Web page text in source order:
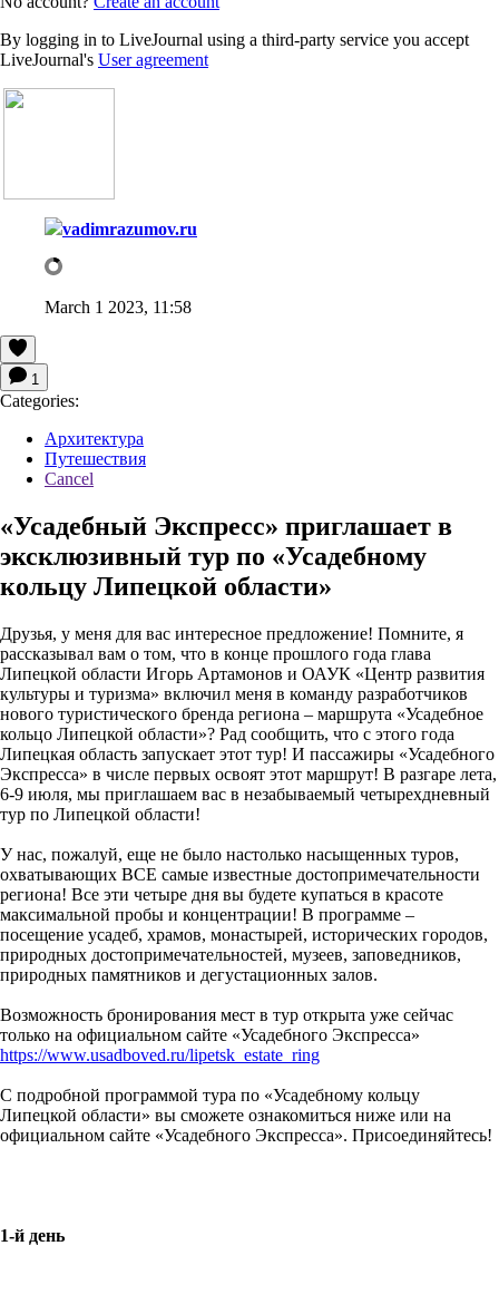
By logging in to LiveJournal using a third-party service you accept
LiveJournal's User agreement
vadimrazumov.ru
March 1 2023, 11:58
1
Categories:
Архитектура
Путешествия
Cancel
«Усадебный Экспресс» приглашает в
эксклюзивный тур по «Усадебному
кольцу Липецкой области»
Друзья, у меня для вас интересное предложение! Помните, я
рассказывал вам о том, что в конце прошлого года глава
Липецкой области Игорь Артамонов и ОАУК «Центр развития
культуры и туризма» включил меня в команду разработчиков
нового туристического бренда региона – маршрута «Усадебное
кольцо Липецкой области»? Рад сообщить, что с этого года
Липецкая область запускает этот тур! И пассажиры «Усадебного
Экспресса» в числе первых освоят этот маршрут! В разгаре лета,
6-9 июля, мы приглашаем вас в незабываемый четырехдневный
тур по Липецкой области!
У нас, пожалуй, еще не было настолько насыщенных туров,
охватывающих ВСЕ самые известные достопримечательности
региона! Все эти четыре дня вы будете купаться в красоте
максимальной пробы и концентрации! В программе –
посещение усадеб, храмов, монастырей, исторических городов,
природных достопримечательностей, музеев, заповедников,
природных памятников и дегустационных залов.
Возможность бронирования мест в тур открыта уже сейчас
только на официальном сайте «Усадебного Экспресса»
https://www.usadboved.ru/lipetsk_estate_ring
С подробной программой тура по «Усадебному кольцу
Липецкой области» вы сможете ознакомиться ниже или на
официальном сайте «Усадебного Экспресса». Присоединяйтесь!
1-й день